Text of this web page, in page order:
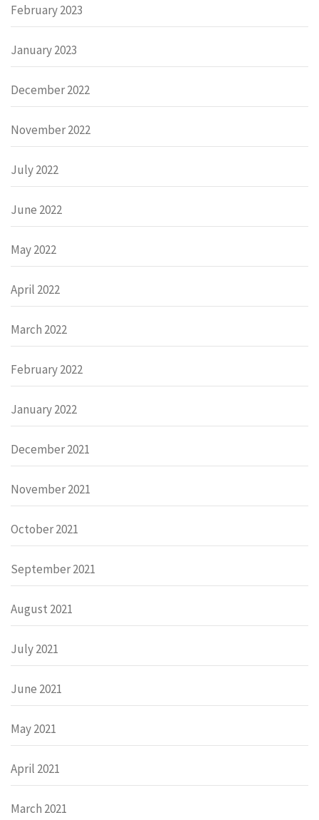
February 2023
January 2023
December 2022
November 2022
July 2022
June 2022
May 2022
April 2022
March 2022
February 2022
January 2022
December 2021
November 2021
October 2021
September 2021
August 2021
July 2021
June 2021
May 2021
April 2021
March 2021